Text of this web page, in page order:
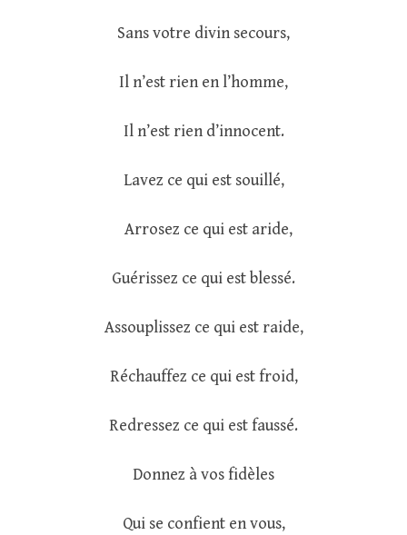
Sans votre divin secours,
Il n’est rien en l’homme,
Il n’est rien d’innocent.
Lavez ce qui est souillé,
Arrosez ce qui est aride,
Guérissez ce qui est blessé.
Assouplissez ce qui est raide,
Réchauffez ce qui est froid,
Redressez ce qui est faussé.
Donnez à vos fidèles
Qui se confient en vous,